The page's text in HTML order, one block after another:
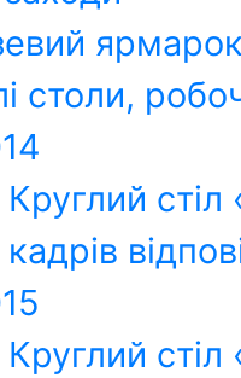
столи,
Круглий
кадрів
Круглий